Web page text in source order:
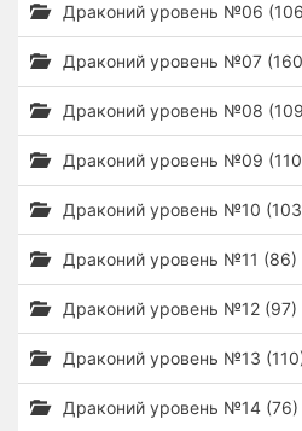
Драконий уровень №06
Драконий уровень №07
Драконий уровень №08
Драконий уровень №09
Драконий уровень №10
Драконий уровень №11 (86)
Драконий уровень №12 (97)
Драконий уровень №13
Драконий уровень №14 (76)